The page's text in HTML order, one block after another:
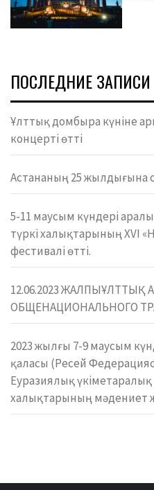
ПОСЛЕДНИЕ ЗАПИСИ
Ұлттық домбыра күніне
концерті өтті
Астананың 25 жылдығына
5-11 маусым күндері
түркі халықтарының XVI
фестивалі өтті.
12.06.2023 ЖАЛПЫҰЛТТЫҚ
ОБЩЕНАЦИОНАЛЬНОГО
2023 жылғы 7-9 маусым
қаласы (Ресей
Еуразиялық
халықтарының мәдениет